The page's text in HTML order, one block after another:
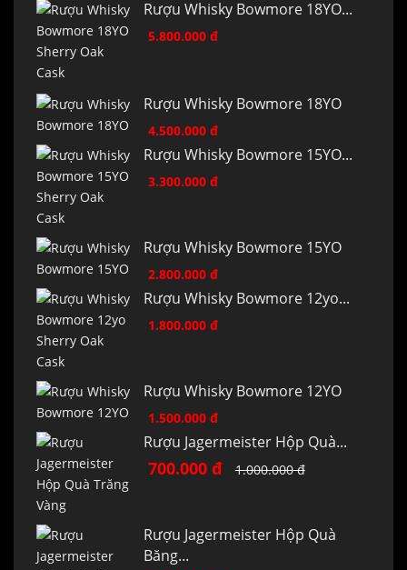
Rượu Whisky Bowmore 18YO...
5.800.000 đ
Rượu Whisky Bowmore 18YO
4.500.000 đ
Rượu Whisky Bowmore 15YO...
3.300.000 đ
Rượu Whisky Bowmore 15YO
2.800.000 đ
Rượu Whisky Bowmore 12yo...
1.800.000 đ
Rượu Whisky Bowmore 12YO
1.500.000 đ
Rượu Jagermeister Hộp Quà...
700.000 đ 1.000.000 đ
Rượu Jagermeister Hộp Quà
Băng...